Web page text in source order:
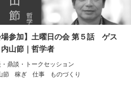
参加】土曜日の会 第５話 ゲス
山節｜哲学者
鼎談・トークセッション
節
稼ぎ 仕事 ものづくり